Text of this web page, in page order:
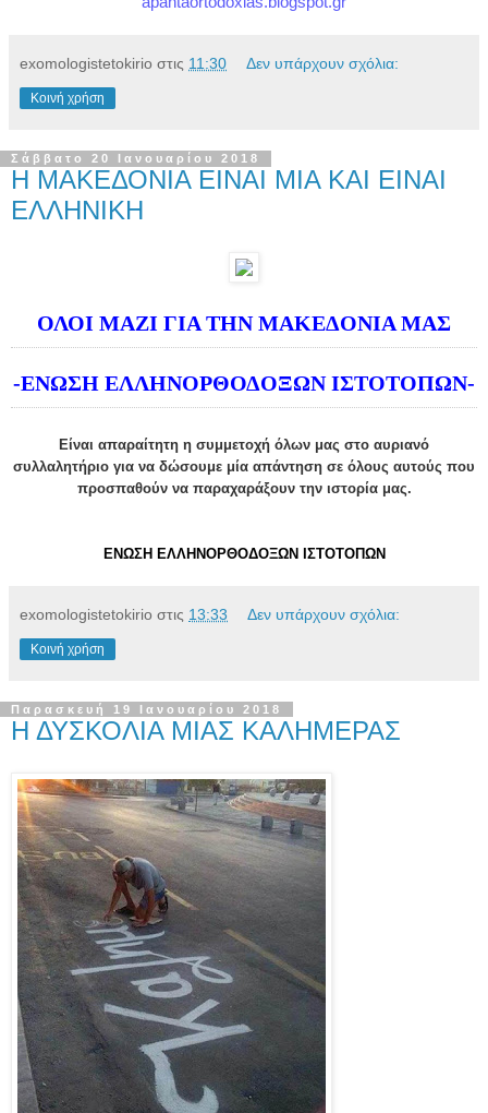
exomologistetokirio στις 11:30 Δεν υπάρχουν σχόλια:
Κοινή χρήση
Σάββατο 20 Ιανουαρίου 2018
Η ΜΑΚΕΔΟΝΙΑ ΕΙΝΑΙ ΜΙΑ ΚΑΙ ΕΙΝΑΙ
ΕΛΛΗΝΙΚΗ
ΟΛΟΙ ΜΑΖΙ ΓΙΑ ΤΗΝ ΜΑΚΕΔΟΝΙΑ ΜΑΣ
-ΕΝΩΣΗ ΕΛΛΗΝΟΡΘΟΔΟΞΩΝ ΙΣΤΟΤΟΠΩΝ-
Είναι απαραίτητη η συμμετοχή όλων μας στο αυριανό
συλλαλητήριο για να δώσουμε μία απάντηση σε όλους αυτούς που
προσπαθούν να παραχαράξουν την ιστορία μας.
ΕΝΩΣΗ ΕΛΛΗΝΟΡΘΟΔΟΞΩΝ ΙΣΤΟΤΟΠΩΝ
exomologistetokirio στις 13:33 Δεν υπάρχουν σχόλια:
Κοινή χρήση
Παρασκευή 19 Ιανουαρίου 2018
Η ΔΥΣΚΟΛΙΑ ΜΙΑΣ ΚΑΛΗΜΕΡΑΣ